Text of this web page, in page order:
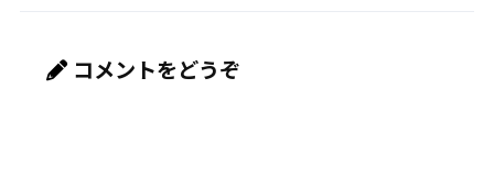
コメントをどうぞ